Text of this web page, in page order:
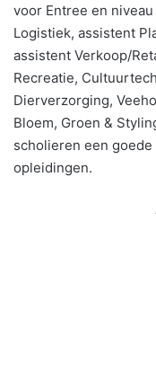
voor Entree en
Logistiek, assistent
assistent Verkoop/
Recreatie,
Dierverzorging,
Bloem, Groen &
scholieren een
opleidingen.